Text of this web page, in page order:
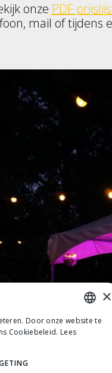
onze PDF
mail of tijdens
×
Door onze website te
Cookiebeleid. Lees